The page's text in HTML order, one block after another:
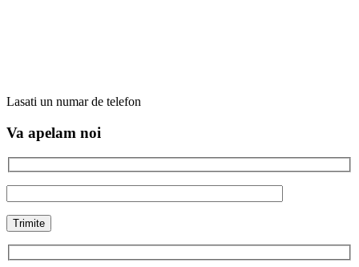
Lasati un numar de telefon
Va apelam noi